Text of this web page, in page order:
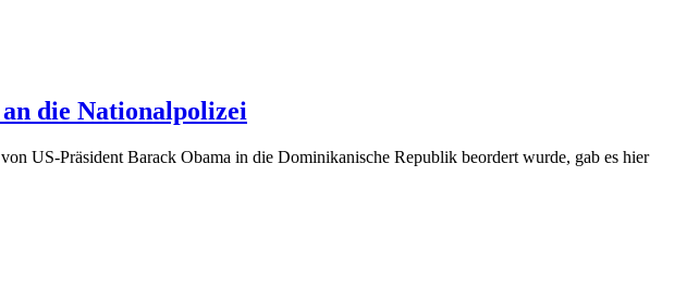
die Nationalpolizei
US-Präsident Barack Obama in die Dominikanische Republik beordert wurde, gab es hier